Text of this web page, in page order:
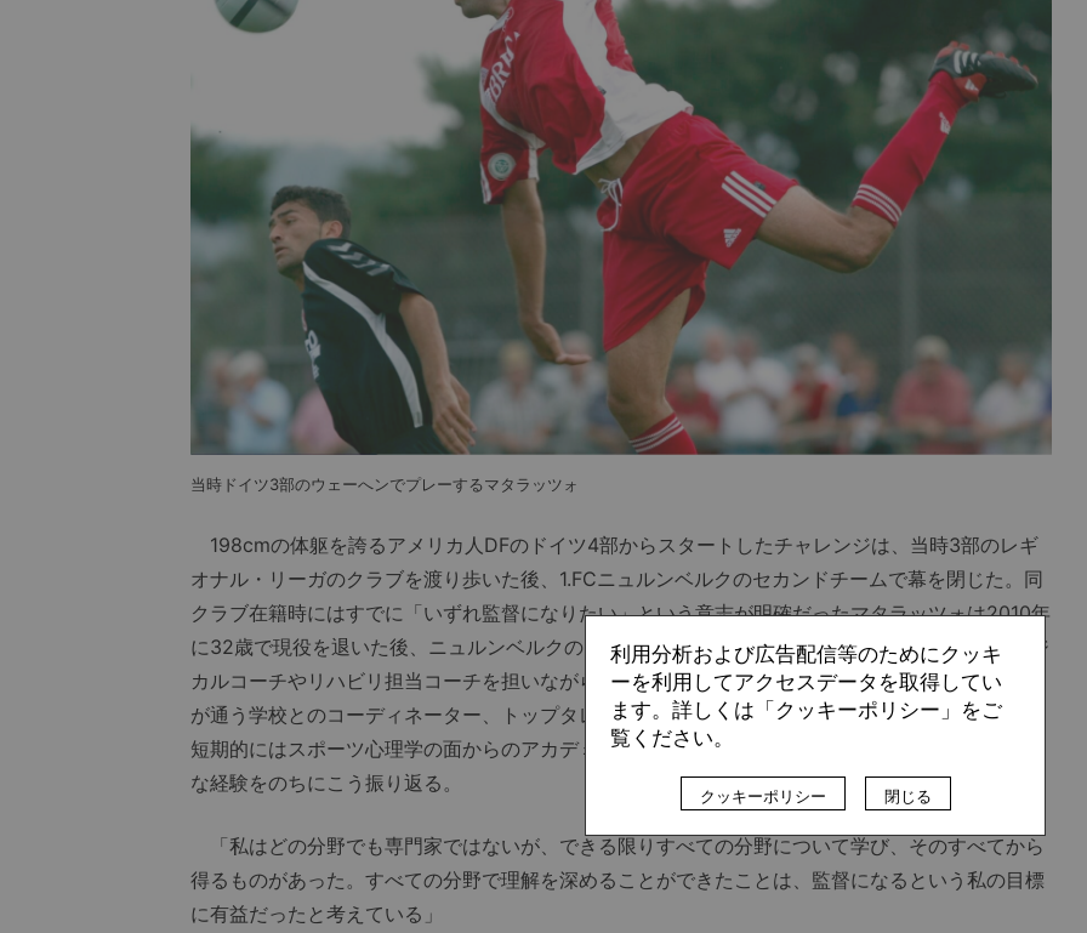
当時ドイツ3部のウェーへンでプレーするマタラッツォ
198cmの体躯を誇るアメリカ人DFのドイツ4部からスタートしたチャレンジは、当時3部のレギ
オナル・リーガのクラブを渡り歩いた後、1.FCニュルンベルクのセカンドチームで幕を閉じた。同
クラブ在籍時にはすでに「いずれ監督になりたい」という意志が明確だったマタラッツォは2010年
に32歳で現役を退いた後、ニュルンベルクのアカデミーであらゆる仕事を引き受けていく。フィジ
カルコーチやリハビリ担当コーチを担いながら、ライフキネティクスの講習も受講。さらには選手
が通う学校とのコーディネーター、トップタレントがプロへと移行するためのコンセプトの開発、
短期的にはスポーツ心理学の面からのアカデミー選手へのサポート役まで務めた。当時の多種多様
な経験をのちにこう振り返る。
「私はどの分野でも専門家ではないが、できる限りすべての分野について学び、そのすべてから
得るものがあった。すべての分野で理解を深めることができたことは、監督になるという私の目標
に有益だったと考えている」
利用分析および広告配信等のためにクッキ
ーを利用してアクセスデータを取得してい
ます。詳しくは「クッキーポリシー」をご
覧ください。
クッキーポリシー 閉じる